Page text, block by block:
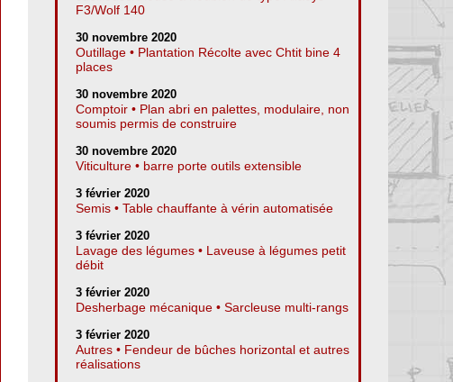
F3/Wolf 140
30 novembre 2020
Outillage • Plantation Récolte avec Chtit bine 4
places
30 novembre 2020
Comptoir • Plan abri en palettes, modulaire, non
soumis permis de construire
30 novembre 2020
Viticulture • barre porte outils extensible
3 février 2020
Semis • Table chauffante à vérin automatisée
3 février 2020
Lavage des légumes • Laveuse à légumes petit
débit
3 février 2020
Desherbage mécanique • Sarcleuse multi-rangs
3 février 2020
Autres • Fendeur de bûches horizontal et autres
réalisations